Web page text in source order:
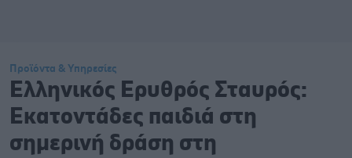
Προϊόντα & Υπηρεσίες
Ελληνικός Ερυθρός Σταυρός:
Εκατοντάδες παιδιά στη
σημερινή δράση στη